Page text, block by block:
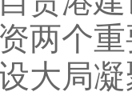
两个
大局